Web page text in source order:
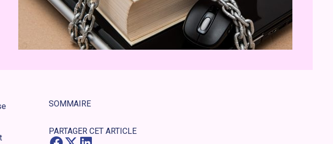
SOMMAIRE
PARTAGER CET ARTICLE